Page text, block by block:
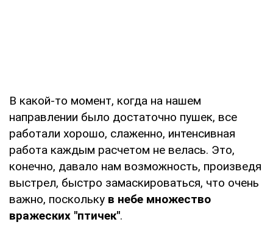
В какой-то момент, когда на нашем
направлении было достаточно пушек, все
работали хорошо, слаженно, интенсивная
работа каждым расчетом не велась. Это,
конечно, давало нам возможность, произведя
выстрел, быстро замаскироваться, что очень
важно, поскольку в небе множество
вражеских "птичек".